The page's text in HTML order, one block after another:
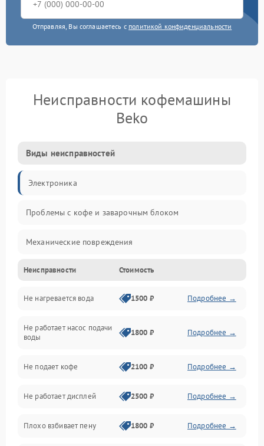
Отправляя, Вы соглашаетесь с политикой конфиденциальности
Неисправности кофемашины
Beko
Виды неисправностей
Электроника
Проблемы с кофе и заварочным блоком
Механические повреждения
Прочие неисправности
Включение и работа
Проблемы с водой
Проблемы с капучинатором и паром
Управление и электроника
Программное обеспечение
Неисправности Стоимость
Не нагревается вода 1500 ₽ Подробнее →
Не работает насос подачи
воды
1800 ₽ Подробнее →
Не подает кофе 2100 ₽ Подробнее →
Не работает дисплей 2500 ₽ Подробнее →
Плохо взбивает пену 1800 ₽ Подробнее →